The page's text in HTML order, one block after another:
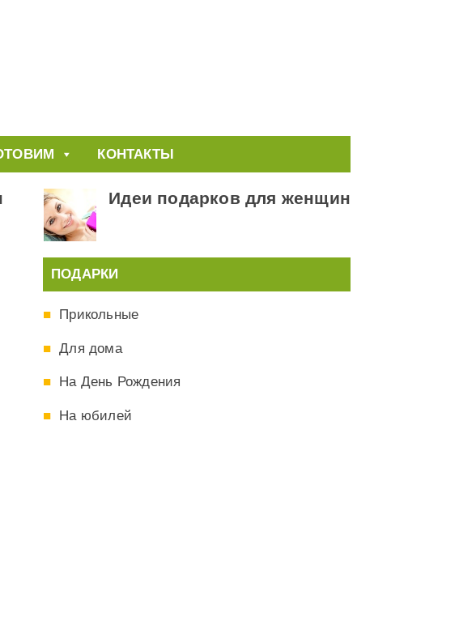
КОНТАКТЫ
Идеи подарков для женщин
ПОДАРКИ
Прикольные
Для дома
На День Рождения
На юбилей